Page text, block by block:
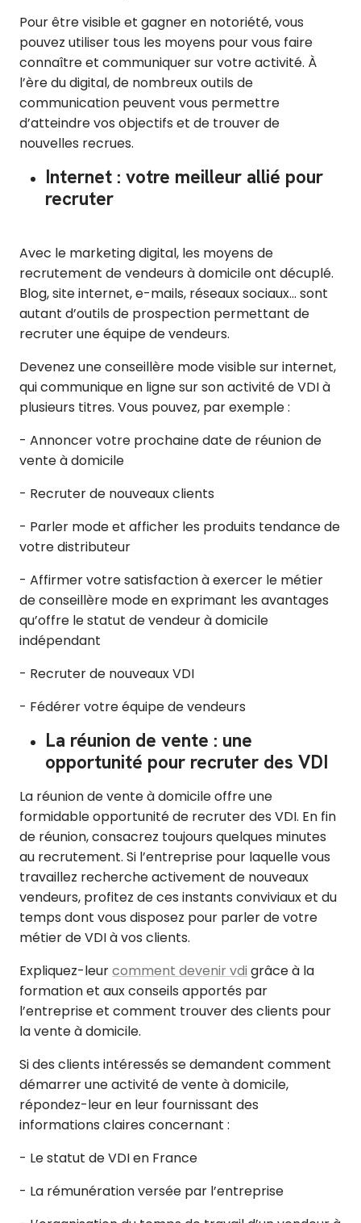
Pour être visible et gagner en notoriété, vous
pouvez utiliser tous les moyens pour vous faire
connaître et communiquer sur votre activité. À
l’ère du digital, de nombreux outils de
communication peuvent vous permettre
d’atteindre vos objectifs et de trouver de
nouvelles recrues.
Internet : votre meilleur allié pour
recruter
Avec le marketing digital, les moyens de
recrutement de vendeurs à domicile ont décuplé.
Blog, site internet, e-mails, réseaux sociaux… sont
autant d’outils de prospection permettant de
recruter une équipe de vendeurs.
Devenez une conseillère mode visible sur internet,
qui communique en ligne sur son activité de VDI à
plusieurs titres. Vous pouvez, par exemple :
- Annoncer votre prochaine date de réunion de
vente à domicile
- Recruter de nouveaux clients
- Parler mode et afficher les produits tendance de
votre distributeur
- Affirmer votre satisfaction à exercer le métier
de conseillère mode en exprimant les avantages
qu’offre le statut de vendeur à domicile
indépendant
- Recruter de nouveaux VDI
- Fédérer votre équipe de vendeurs
La réunion de vente : une
opportunité pour recruter des VDI
La réunion de vente à domicile offre une
formidable opportunité de recruter des VDI. En fin
de réunion, consacrez toujours quelques minutes
au recrutement. Si l’entreprise pour laquelle vous
travaillez recherche activement de nouveaux
vendeurs, profitez de ces instants conviviaux et du
temps dont vous disposez pour parler de votre
métier de VDI à vos clients.
Expliquez-leurcomment devenir vdi grâce à la
formation et aux conseils apportés par
l’entreprise et comment trouver des clients pour
la vente à domicile.
Si des clients intéressés se demandent comment
démarrer une activité de vente à domicile,
répondez-leur en leur fournissant des
informations claires concernant :
- Le statut de VDI en France
- La rémunération versée par l’entreprise